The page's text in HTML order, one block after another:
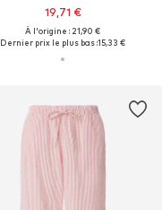
19,71 €
À l'origine : 21,90 €
Dernier prix le plus bas :15,33 €